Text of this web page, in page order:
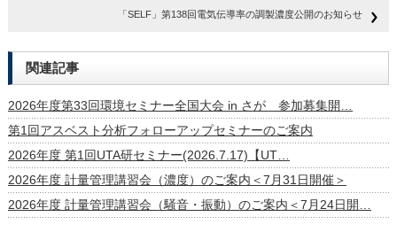
「SELF」第138回電気伝導率の調製濃度公開のお知らせ
関連記事
2026年度第33回環境セミナー全国大会 in さが 参加募集開…
第1回アスベスト分析フォローアップセミナーのご案内
2026年度 第1回UTA研セミナー(2026.7.17)【UT…
2026年度 計量管理講習会（濃度）のご案内＜7月31日開催＞
2026年度 計量管理講習会（騒音・振動）のご案内＜7月24日開…